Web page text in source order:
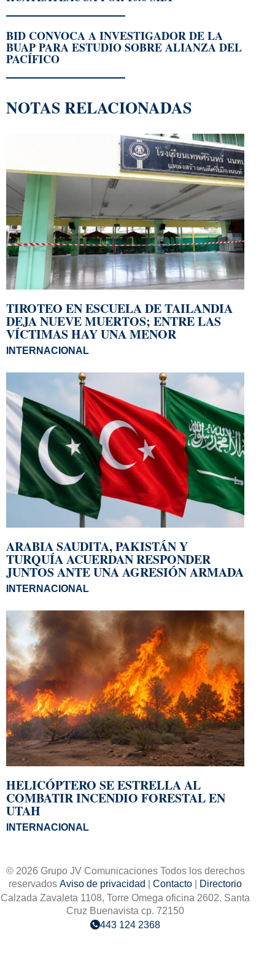
BID CONVOCA A INVESTIGADOR DE LA
BUAP PARA ESTUDIO SOBRE ALIANZA DEL
PACÍFICO
NOTAS RELACIONADAS
TIROTEO EN ESCUELA DE TAILANDIA
DEJA NUEVE MUERTOS; ENTRE LAS
VÍCTIMAS HAY UNA MENOR
INTERNACIONAL
ARABIA SAUDITA, PAKISTÁN Y
TURQUÍA ACUERDAN RESPONDER
JUNTOS ANTE UNA AGRESIÓN ARMADA
INTERNACIONAL
HELICÓPTERO SE ESTRELLA AL
COMBATIR INCENDIO FORESTAL EN
UTAH
INTERNACIONAL
© 2026 Grupo JV Comunicaciones Todos los derechos
reservados Aviso de privacidad Contacto
Directorio
Calzada Zavaleta 1108, Torre Omega oficina 2602. Santa
Cruz Buenavista cp. 72150
443 124 2368